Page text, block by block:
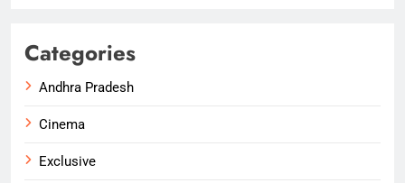
Categories
Andhra Pradesh
Cinema
Exclusive